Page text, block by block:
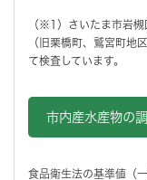
（※1）さいたま市岩
（旧栗橋町、鷲宮町地
て検査しています。
市内産水産物の
食品衛生法の基準値（